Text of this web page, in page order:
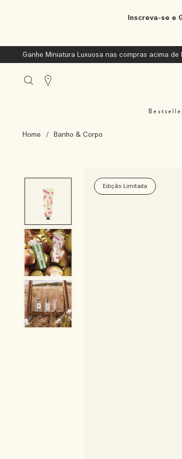
Inscreva-se e
Ganhe Miniatura Luxuosa nas compras acima de
Stores
Home / Banho & Corpo
Edição Limitada